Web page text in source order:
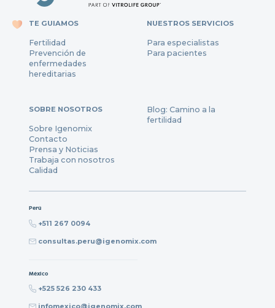
TE GUIAMOS
Fertilidad
Prevención de
enfermedades
hereditarias
NUESTROS SERVICIOS
Para especialistas
Para pacientes
SOBRE NOSOTROS
Sobre Igenomix
Contacto
Prensa y Noticias
Trabaja con nosotros
Calidad
Blog: Camino a la
fertilidad
Perú
+511 267 0094
consultas.peru@igenomix.com
México
+525 526 230 433